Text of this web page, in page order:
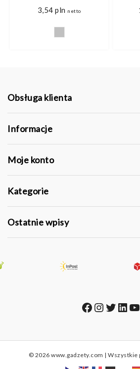
3,54 pln netto
Obsługa klienta
Informacje
Moje konto
Kategorie
Ostatnie wpisy
Facebook
Twitter
© 2026 www.gadzety.com | Wszystkie